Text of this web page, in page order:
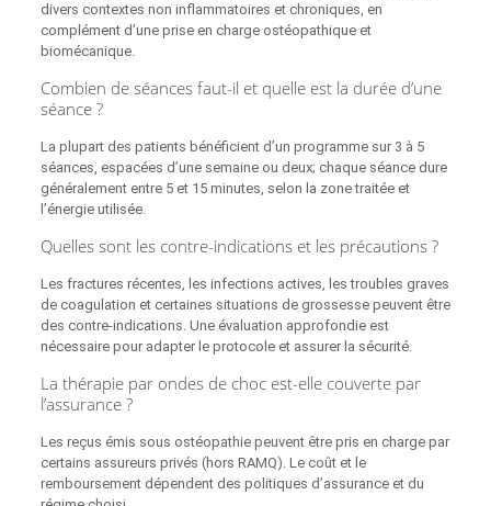
divers contextes non inflammatoires et chroniques, en
complément d’une prise en charge ostéopathique et
biomécanique.
Combien de séances faut-il et quelle est la durée d’une
séance ?
La plupart des patients bénéficient d’un programme sur 3 à 5
séances, espacées d’une semaine ou deux; chaque séance dure
généralement entre 5 et 15 minutes, selon la zone traitée et
l’énergie utilisée.
Quelles sont les contre-indications et les précautions ?
Les fractures récentes, les infections actives, les troubles graves
de coagulation et certaines situations de grossesse peuvent être
des contre-indications. Une évaluation approfondie est
nécessaire pour adapter le protocole et assurer la sécurité.
La thérapie par ondes de choc est-elle couverte par
l’assurance ?
Les reçus émis sous ostéopathie peuvent être pris en charge par
certains assureurs privés (hors RAMQ). Le coût et le
remboursement dépendent des politiques d’assurance et du